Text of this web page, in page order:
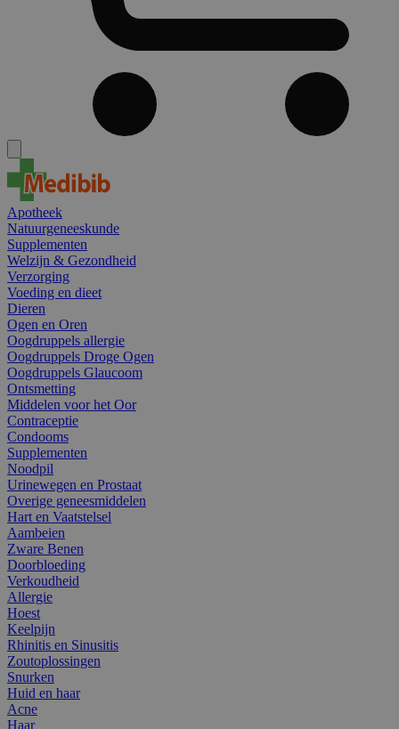
Apotheek
Natuurgeneeskunde
Supplementen
Welzijn & Gezondheid
Verzorging
Voeding en dieet
Dieren
Ogen en Oren
Oogdruppels allergie
Oogdruppels Droge Ogen
Oogdruppels Glaucoom
Ontsmetting
Middelen voor het Oor
Contraceptie
Condooms
Supplementen
Noodpil
Urinewegen en Prostaat
Overige geneesmiddelen
Hart en Vaatstelsel
Aambeien
Zware Benen
Doorbloeding
Verkoudheid
Allergie
Hoest
Keelpijn
Rhinitis en Sinusitis
Zoutoplossingen
Snurken
Huid en haar
Acne
Haar